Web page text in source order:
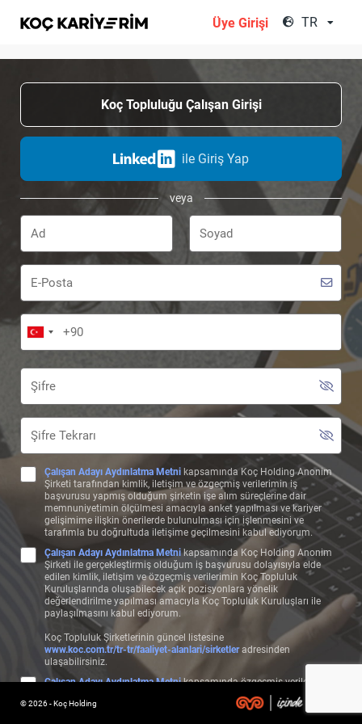
Üye Girişi TR
Koç Topluluğu Çalışan Girişi
ile Giriş Yap
veya
Çalışan Adayı Aydınlatma Metni kapsamında Koç Holding Anonim
Şirketi tarafından kimlik, iletişim ve özgeçmiş verilerimin iş
başvurusu yapmış olduğum şirketin işe alım süreçlerine dair
memnuniyetimin ölçülmesi amacıyla anket yapılması ve kariyer
gelişimime ilişkin önerilerde bulunulması için işlenmesini ve
tarafımla bu doğrultuda iletişime geçilmesini kabul ediyorum.
Çalışan Adayı Aydınlatma Metnikapsamında Koç Holding Anonim
Şirketi ile gerçekleştirmiş olduğum iş başvurusu dolayısıyla elde
edilen kimlik, iletişim ve özgeçmiş verilerimin Koç Topluluk
Kuruluşlarında oluşabilecek açık pozisyonlara yönelik
değerlendirilme yapılması amacıyla Koç Topluluk Kuruluşları ile
paylaşılmasını kabul ediyorum.
Koç Topluluk Şirketlerinin güncel listesine
www.koc.com.tr/tr-tr/faaliyet-alanlari/sirketleradresinden
ulaşabilirsiniz.
Çalışan Adayı Aydınlatma Metnikapsamında özgeçmiş verilerimin,
başvuru bilgilerime uygun olan pozisyonlarda değerlendirilebilmem
ve bu çerçeve özgeçmişime uygun şekilde test, görüşme, form ve
© 2026 - Koç Holding